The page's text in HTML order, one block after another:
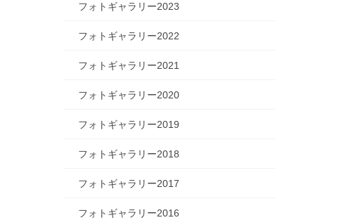
フォトギャラリー2023
フォトギャラリー2022
フォトギャラリー2021
フォトギャラリー2020
フォトギャラリー2019
フォトギャラリー2018
フォトギャラリー2017
フォトギャラリー2016